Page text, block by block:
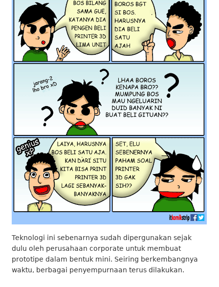
Teknologi ini sebenarnya sudah dipergunakan sejak
dulu oleh perusahaan corporate untuk membuat
prototipe dalam bentuk mini. Seiring berkembangnya
waktu, berbagai penyempurnaan terus dilakukan.